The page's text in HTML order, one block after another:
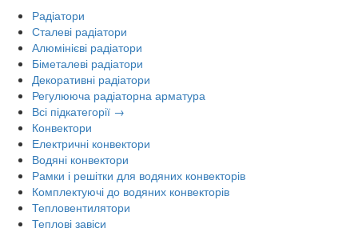
Радіатори
Сталеві радіатори
Алюмінієві радіатори
Біметалеві радіатори
Декоративні радіатори
Регулююча радіаторна арматура
Всі підкатегорії →
Конвектори
Електричні конвектори
Водяні конвектори
Рамки і решітки для водяних конвекторів
Комплектуючі до водяних конвекторів
Тепловентилятори
Теплові завіси